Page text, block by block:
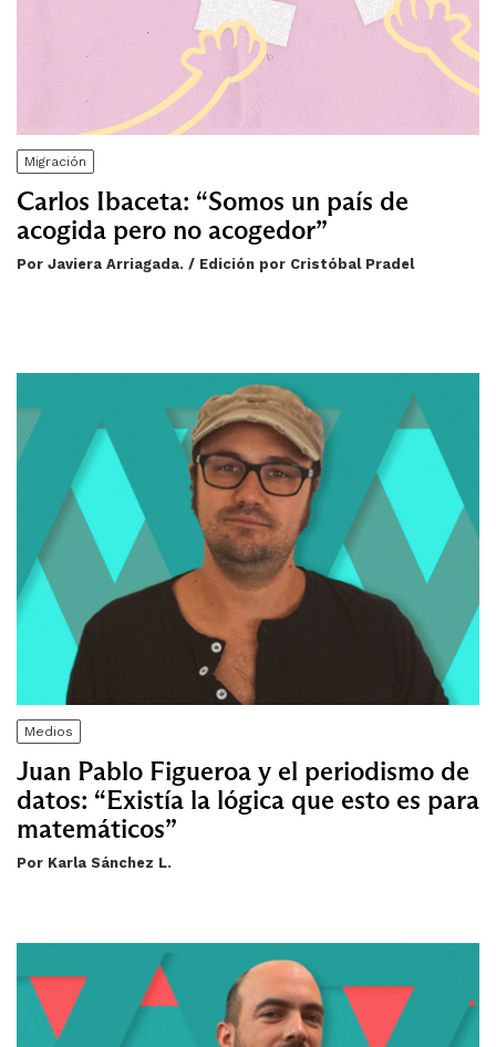
Migración
Carlos Ibaceta: “Somos un país de
acogida pero no acogedor”
Por Javiera Arriagada. / Edición por Cristóbal Pradel
Medios
Juan Pablo Figueroa y el periodismo de
datos: “Existía la lógica que esto es para
matemáticos”
Por Karla Sánchez L.